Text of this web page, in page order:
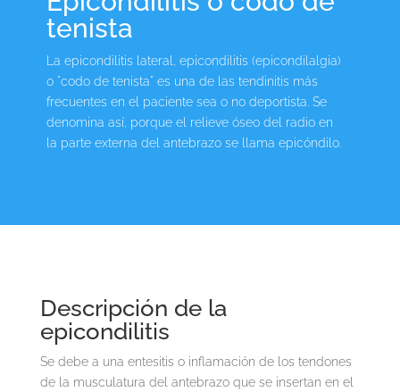
tenista
La epicondilitis lateral, epicondilitis (epicondilalgia)
o "codo de tenista" es una de las tendinitis más
frecuentes en el paciente sea o no deportista. Se
denomina así, porque el relieve óseo del radio en
la parte externa del antebrazo se llama epicóndilo.
Descripción de la
epicondilitis
Se debe a una entesitis o inflamación de los tendones
de la musculatura del antebrazo que se insertan en el